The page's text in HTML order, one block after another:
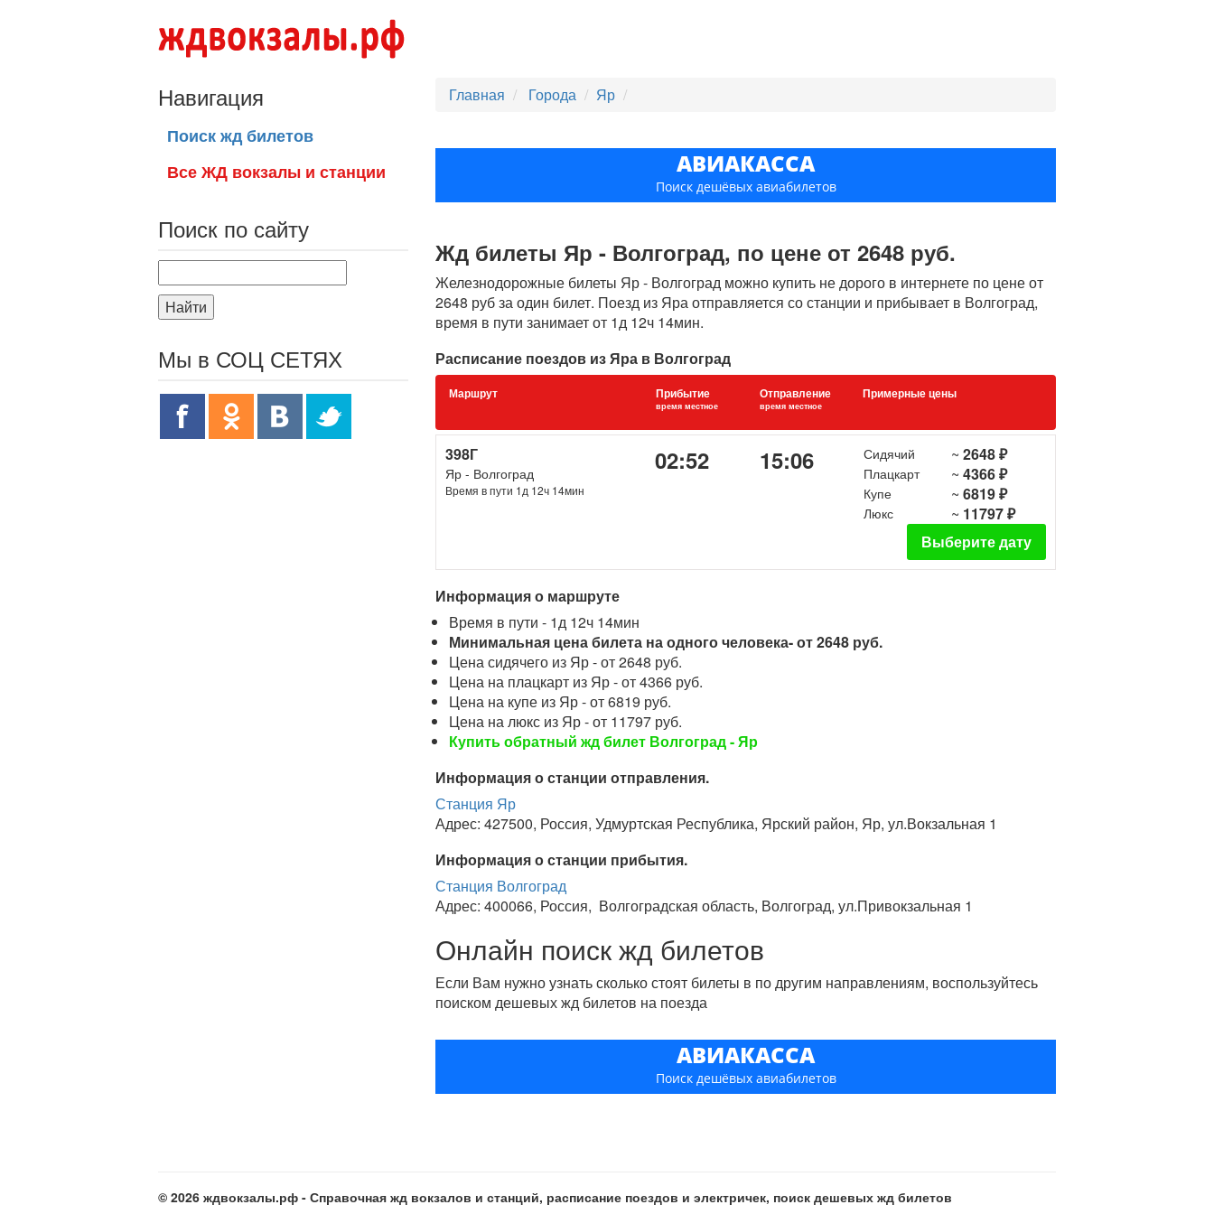
Главная Города Яр
АВИАКАССА
Поиск дешёвых авиабилетов
Жд билеты Яр - Волгоград, по цене от 2648 руб.
Железнодорожные билеты Яр - Волгоград можно купить не дорого в интернете по цене от
2648 руб за один билет. Поезд из Яра отправляется со станции и прибывает в Волгоград,
время в пути занимает от 1д 12ч 14мин.
Расписание поездов из Яра в Волгоград
Маршрут Прибытие
время местное
Отправление
время местное
Примерные цены
398Г
Яр - Волгоград
Время в пути 1д 12ч 14мин
02:52 15:06 Сидячий ~ 2648 ₽
Плацкарт ~ 4366 ₽
Купе ~ 6819 ₽
Люкс ~ 11797 ₽
Выберите дату
Информация о маршруте
Время в пути - 1д 12ч 14мин
Минимальная цена билета на одного человека- от 2648 руб.
Цена сидячего из Яр - от 2648 руб.
Цена на плацкарт из Яр - от 4366 руб.
Цена на купе из Яр - от 6819 руб.
Цена на люкс из Яр - от 11797 руб.
Купить обратный жд билет Волгоград - Яр
Информация о станции отправления.
Станция Яр
Адрес: 427500, Россия, Удмуртская Республика, Ярский район, Яр, ул.Вокзальная 1
Информация о станции прибытия.
Станция Волгоград
Адрес: 400066, Россия, Волгоградская область, Волгоград, ул.Привокзальная 1
Онлайн поиск жд билетов
Если Вам нужно узнать сколько стоят билеты в по другим направлениям, воспользуйтесь
поиском дешевых жд билетов на поезда
АВИАКАССА
Поиск дешёвых авиабилетов
Навигация
Поиск жд билетов
Все ЖД вокзалы и станции
Поиск по сайту
Найти
Мы в СОЦ СЕТЯХ
© 2026 ждвокзалы.рф - Справочная жд вокзалов и станций, расписание поездов и электричек, поиск дешевых жд билетов